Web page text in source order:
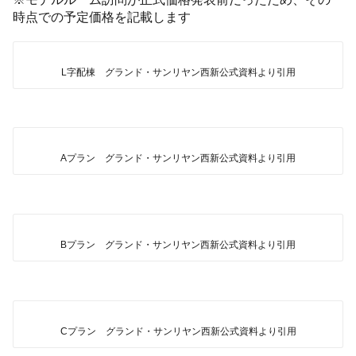
時点での予定価格を記載します
L字配棟 グランド・サンリヤン西新公式資料より引用
Aプラン グランド・サンリヤン西新公式資料より引用
Bプラン グランド・サンリヤン西新公式資料より引用
Cプラン グランド・サンリヤン西新公式資料より引用